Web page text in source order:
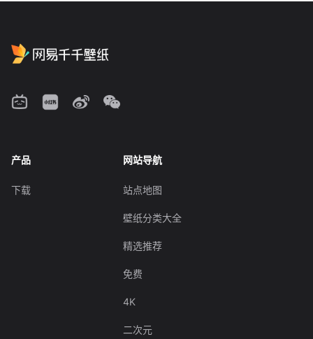
产品
下载
网站导航
站点地图
壁纸分类大全
精选推荐
免费
4K
二次元